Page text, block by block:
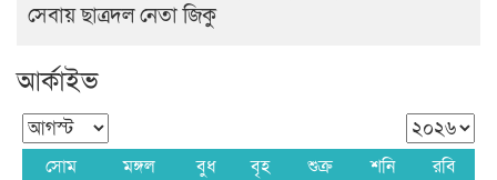
সেবায় ছাত্রদল নেতা জিকু
আর্কাইভ
সোম মঙ্গল বুধ বৃহ শুক্র শনি রবি